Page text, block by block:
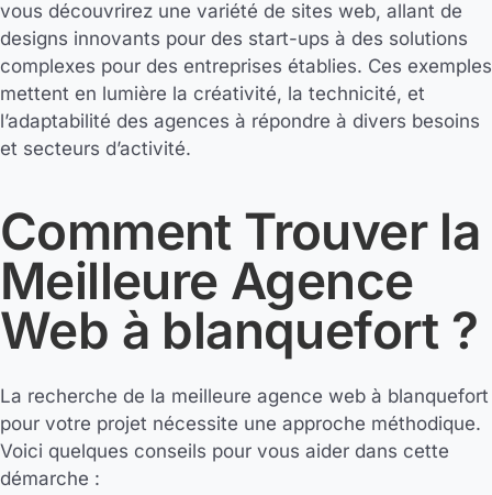
vous découvrirez une variété de sites web, allant de
designs innovants pour des start-ups à des solutions
complexes pour des entreprises établies. Ces exemples
mettent en lumière la créativité, la technicité, et
l’adaptabilité des agences à répondre à divers besoins
et secteurs d’activité.
Comment Trouver la
Meilleure Agence
Web à blanquefort ?
La recherche de la meilleure agence web à blanquefort
pour votre projet nécessite une approche méthodique.
Voici quelques conseils pour vous aider dans cette
démarche :